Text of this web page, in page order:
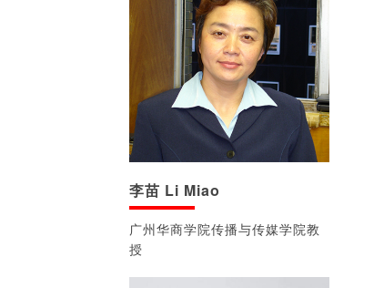
李苗 Li Miao
广州华商学院传播与传媒学院教
授